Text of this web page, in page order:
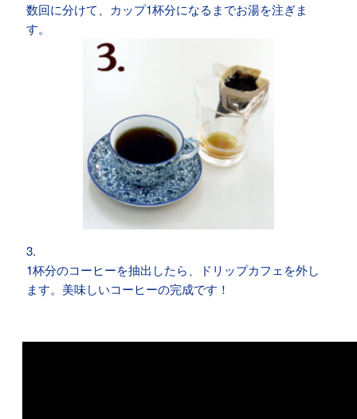
数回に分けて、カップ1杯分になるまでお湯を注ぎま
す。
3.
1杯分のコーヒーを抽出したら、ドリップカフェを外し
ます。美味しいコーヒーの完成です！